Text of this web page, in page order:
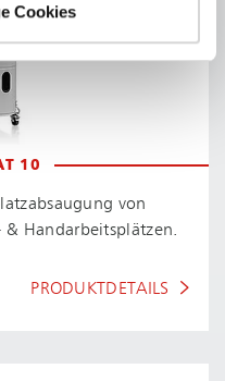
Cookies
10
von
& Hand­ar­beits­plät­zen.
PRODUKTDETAILS